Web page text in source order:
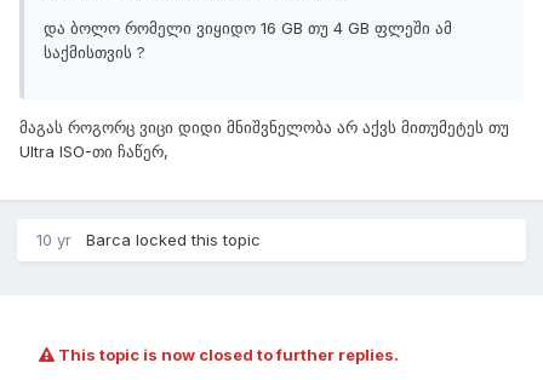
და ბოლო რომელი ვიყიდო 16 GB თუ 4 GB ფლეში ამ
საქმისთვის ?
მაგას როგორც ვიცი დიდი მნიშვნელობა არ აქვს მითუმეტეს თუ
Ultra ISO-თი ჩაწერ,
10 yr Barca locked this topic
This topic is now closed to further replies.